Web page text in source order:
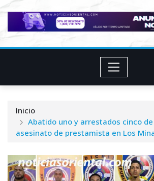
Inicio
Abatido uno y arrestados cinco
asesinato de prestamista en Los